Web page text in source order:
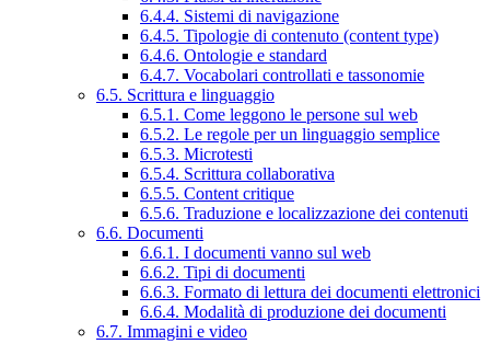
6.4.4. Sistemi di navigazione
6.4.5. Tipologie di contenuto (content type)
6.4.6. Ontologie e standard
6.4.7. Vocabolari controllati e tassonomie
6.5. Scrittura e linguaggio
6.5.1. Come leggono le persone sul web
6.5.2. Le regole per un linguaggio semplice
6.5.3. Microtesti
6.5.4. Scrittura collaborativa
6.5.5. Content critique
6.5.6. Traduzione e localizzazione dei contenuti
6.6. Documenti
6.6.1. I documenti vanno sul web
6.6.2. Tipi di documenti
6.6.3. Formato di lettura dei documenti elettronici
6.6.4. Modalità di produzione dei documenti
6.7. Immagini e video